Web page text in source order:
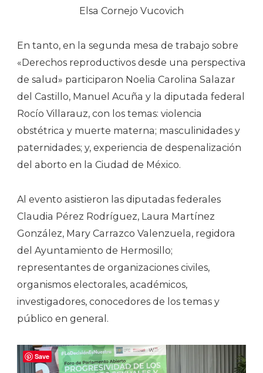
Elsa Cornejo Vucovich
En tanto, en la segunda mesa de trabajo sobre
«Derechos reproductivos desde una perspectiva
de salud» participaron Noelia Carolina Salazar
del Castillo, Manuel Acuña y la diputada federal
Rocío Villarauz, con los temas: violencia
obstétrica y muerte materna; masculinidades y
paternidades; y, experiencia de despenalización
del aborto en la Ciudad de México.
Al evento asistieron las diputadas federales
Claudia Pérez Rodríguez, Laura Martínez
González, Mary Carrazco Valenzuela, regidora
del Ayuntamiento de Hermosillo;
representantes de organizaciones civiles,
organismos electorales, académicos,
investigadores, conocedores de los temas y
público en general.
Save